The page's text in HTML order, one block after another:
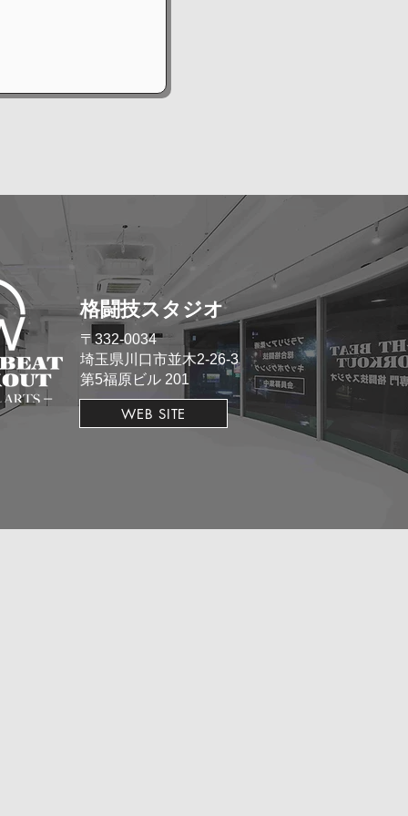
格闘技スタジオ
​〒332-0034
埼玉県川口市並木2-26-3
​第5福原ビル 201
WEB SITE